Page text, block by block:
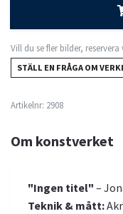
Vill du se fler bilder,
STÄLL EN FRÅGA OM
Artikelnr: 2908
Om konstverket
"Ingen titel" –
Teknik & mått: